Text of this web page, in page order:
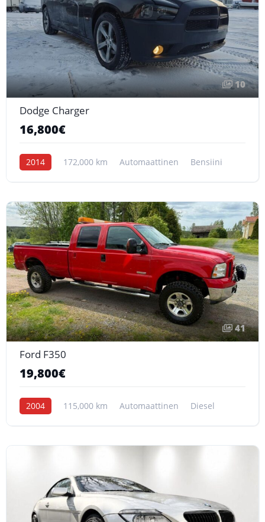
10
Dodge Charger
16,800€
2014 172,000 km Automaattinen Bensiini
41
Ford F350
19,800€
2004 115,000 km Automaattinen Diesel